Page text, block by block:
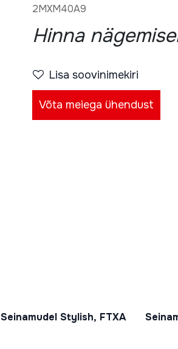
2MXM40A9
Hinna
Lisa soovinimekiri
Võta meiega ühendust
Seinamudel Stylish, FTXA